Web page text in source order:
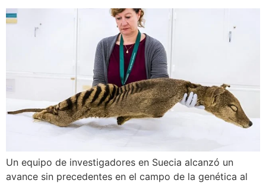
Un equipo de investigadores en Suecia alcanzó un
avance sin precedentes en el campo de la genética al